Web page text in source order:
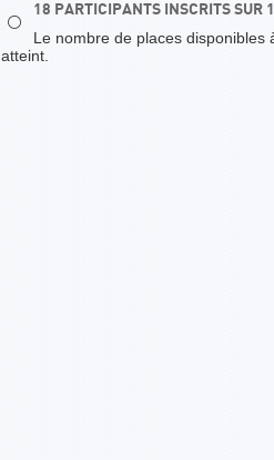
⚪
18 PARTICIPANTS INSCRITS SUR
Le nombre de places
atteint.